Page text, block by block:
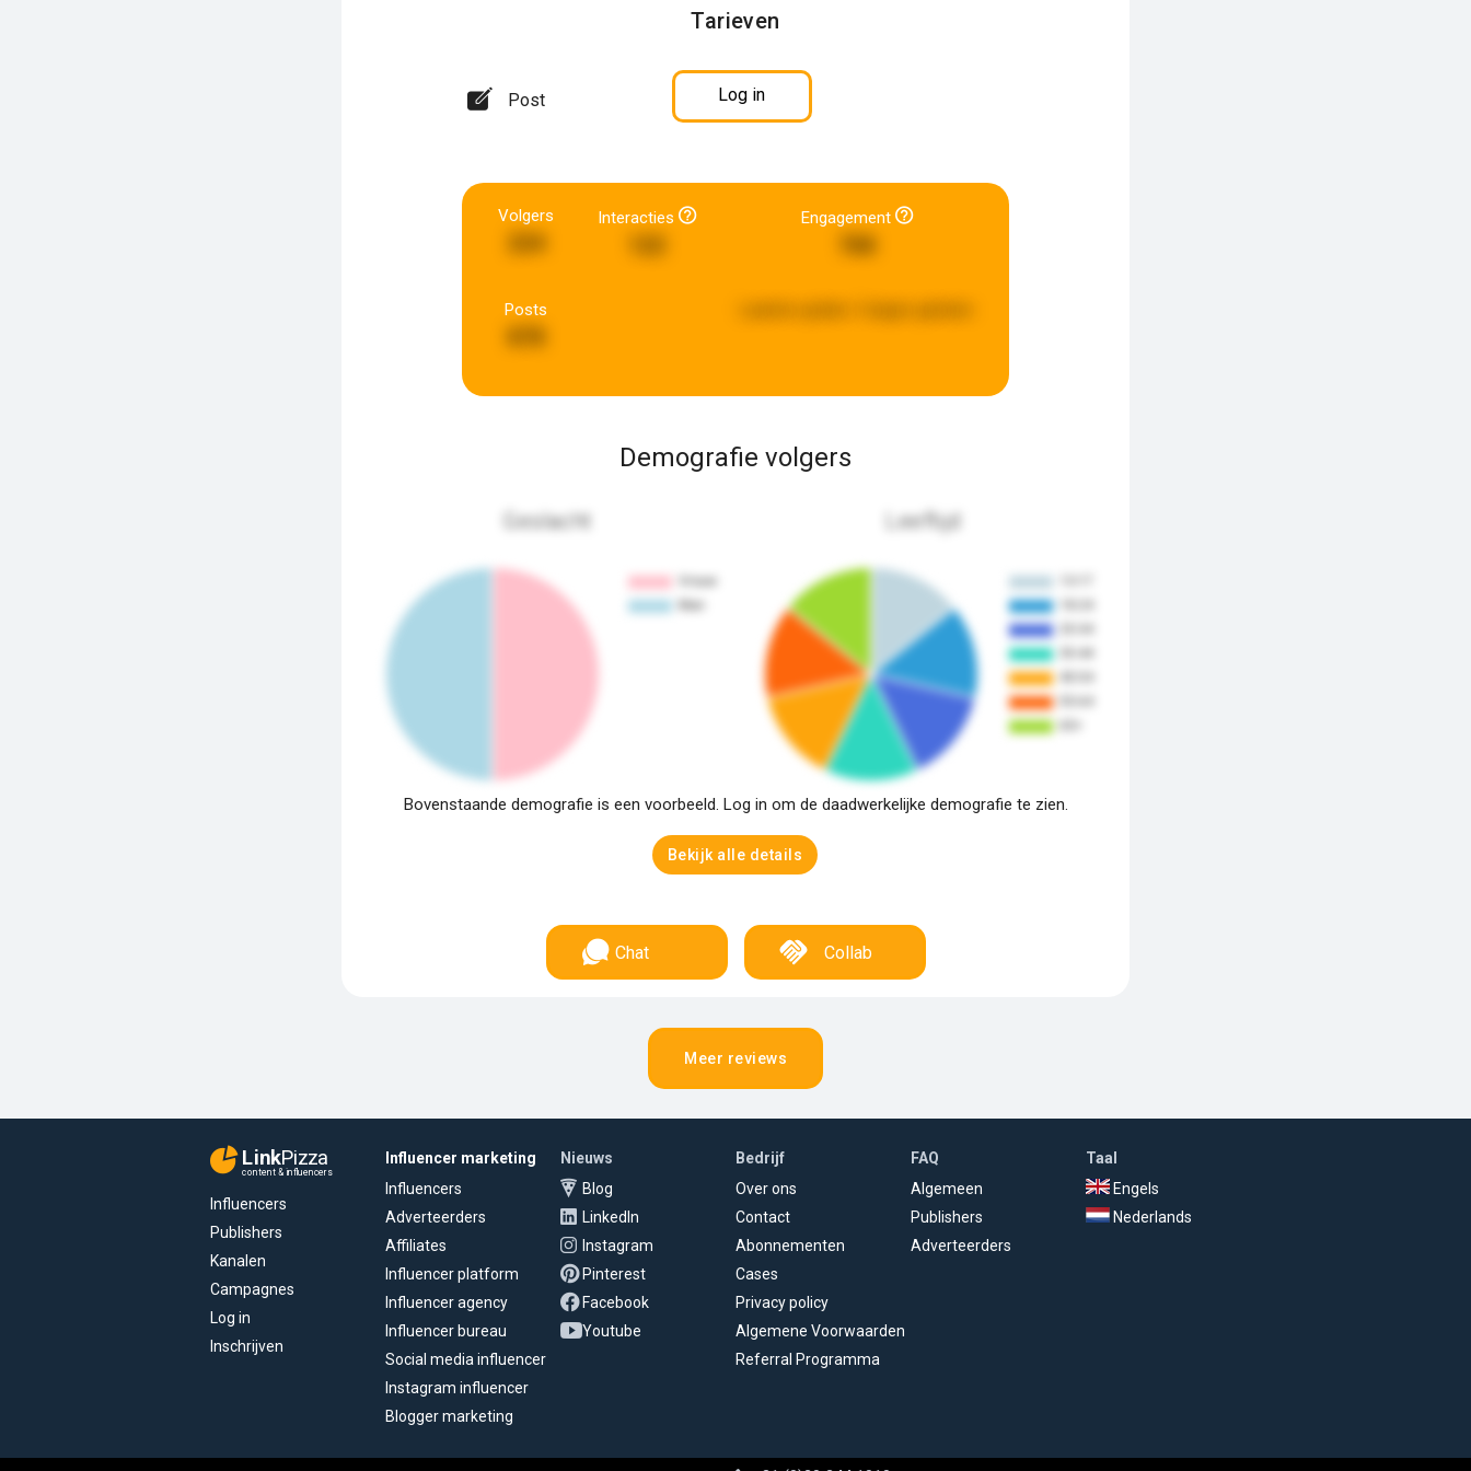
Tarieven
Post Log in
Volgers Interacties Engagement
768
Posts
Demografie volgers
Geslacht Leeftijd
Bovenstaande demografie is een voorbeeld. Log in om de daadwerkelijke demografie te zien.
Bekijk alle details
Chat Collab
Meer reviews
LinkPizza
content & influencers
Influencers
Publishers
Kanalen
Campagnes
Log in
Inschrijven
Influencer marketing
Influencers
Adverteerders
Affiliates
Influencer platform
Influencer agency
Influencer bureau
Social media influencer
Instagram influencer
Blogger marketing
Nieuws
Blog
LinkedIn
Instagram
Pinterest
Facebook
Youtube
Bedrijf
Over ons
Contact
Abonnementen
Cases
Privacy policy
Algemene Voorwaarden
Referral Programma
FAQ
Algemeen
Publishers
Adverteerders
Taal
Engels
Nederlands